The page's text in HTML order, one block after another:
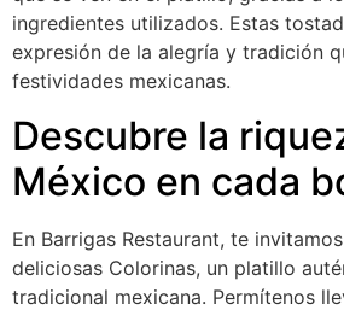
ingredientes utilizados. Estas
expresión de la alegría y tradición
festividades mexicanas.
Descubre la
México en cada
En Barrigas Restaurant, te
deliciosas Colorinas, un platillo
tradicional mexicana. Permítenos